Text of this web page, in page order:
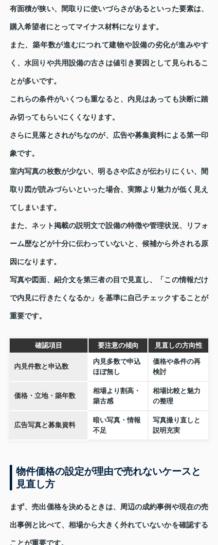
有面積が狭い、間取りに使いづらさがあるといった要素は、
購入希望者にとってマイナス材料になります。
また、築年数が進むにつれて建物や設備の劣化が進みやす
く、水回りや共用設備の古さは値引き要因として見られるこ
とが多いです。
これらの条件がいくつも重なると、内見はあっても決断に踏
み切ってもらいにくくなります。
さらに見落とされがちなのが、広告や募集資料による第一印
象です。
室内写真の枚数が少ない、明るさや広さが伝わりにくい、間
取り図が読みづらいといった場合、実際より魅力が低く見え
てしまいます。
また、ネット掲載の説明文で設備の特徴や管理状況、リフォ
ーム歴などが十分に伝わっていないと、候補から外される原
因になります。
写真や図面、紹介文を第三者の目で見直し、「この情報だけ
で内見に行きたくなるか」を基準に自己チェックすることが
重要です。
確認項目 要注意の傾向 見直しの方向性
内見件数と申込数
内見多数で申込
ほぼ無し
価格や条件の再
検討
価格・立地・築年数
相場より割高・
築古感
相場比較と魅力
の整理
広告写真と募集資料
暗い写真・情報
不足
写真撮り直しと
説明充実
物件価格の設定が理由で売れないケースと
見直し方
まず、売出価格を決めるときは、周辺の成約事例や現在の売
出事例と比べて、相場から大きく外れていないかを確認する
ことが重要です。